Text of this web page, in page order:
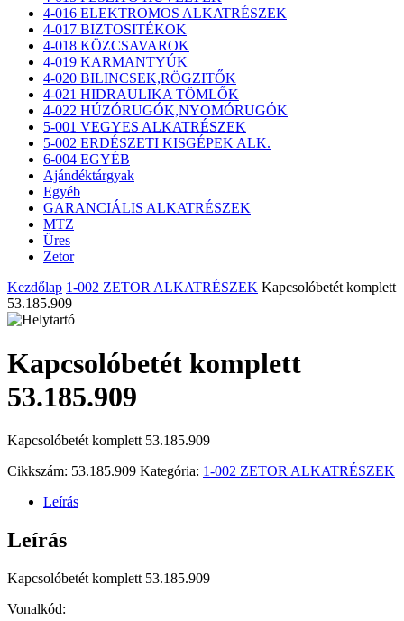
4-016 ELEKTROMOS ALKATRÉSZEK
4-017 BIZTOSITÉKOK
4-018 KÖZCSAVAROK
4-019 KARMANTYÚK
4-020 BILINCSEK,RÖGZITŐK
4-021 HIDRAULIKA TÖMLŐK
4-022 HÚZÓRUGÓK,NYOMÓRUGÓK
5-001 VEGYES ALKATRÉSZEK
5-002 ERDÉSZETI KISGÉPEK ALK.
6-004 EGYÉB
Ajándéktárgyak
Egyéb
GARANCIÁLIS ALKATRÉSZEK
MTZ
Üres
Zetor
Kezdőlap 1-002 ZETOR ALKATRÉSZEK Kapcsolóbetét komplett
53.185.909
Kapcsolóbetét komplett
53.185.909
Kapcsolóbetét komplett 53.185.909
Cikkszám: 53.185.909 Kategória: 1-002 ZETOR ALKATRÉSZEK
Leírás
Leírás
Kapcsolóbetét komplett 53.185.909
Vonalkód: